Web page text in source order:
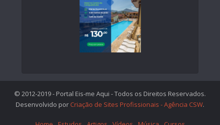
© 2012-2019 - Portal Eis-me Aqui - Todos os Direitos Reservados.
Desenvolvido por Criação de Sites Profissionais - Agência CSW.